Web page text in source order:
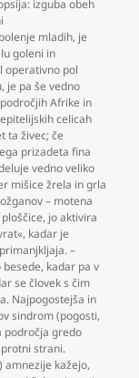
izguba obeh
mladih, je
goleni in
operativno pol
, je pa še vedno
Afrike in
celicah
ta živec; če
prizadeta fina
vedno veliko
mišice žrela in grla
– motena
, jo aktivira
, kadar je
–
, kadar pa v
se človek s čim
Najpogostejša in
sindrom (pogosti,
področja gredo
strani.
amnezije kažejo,